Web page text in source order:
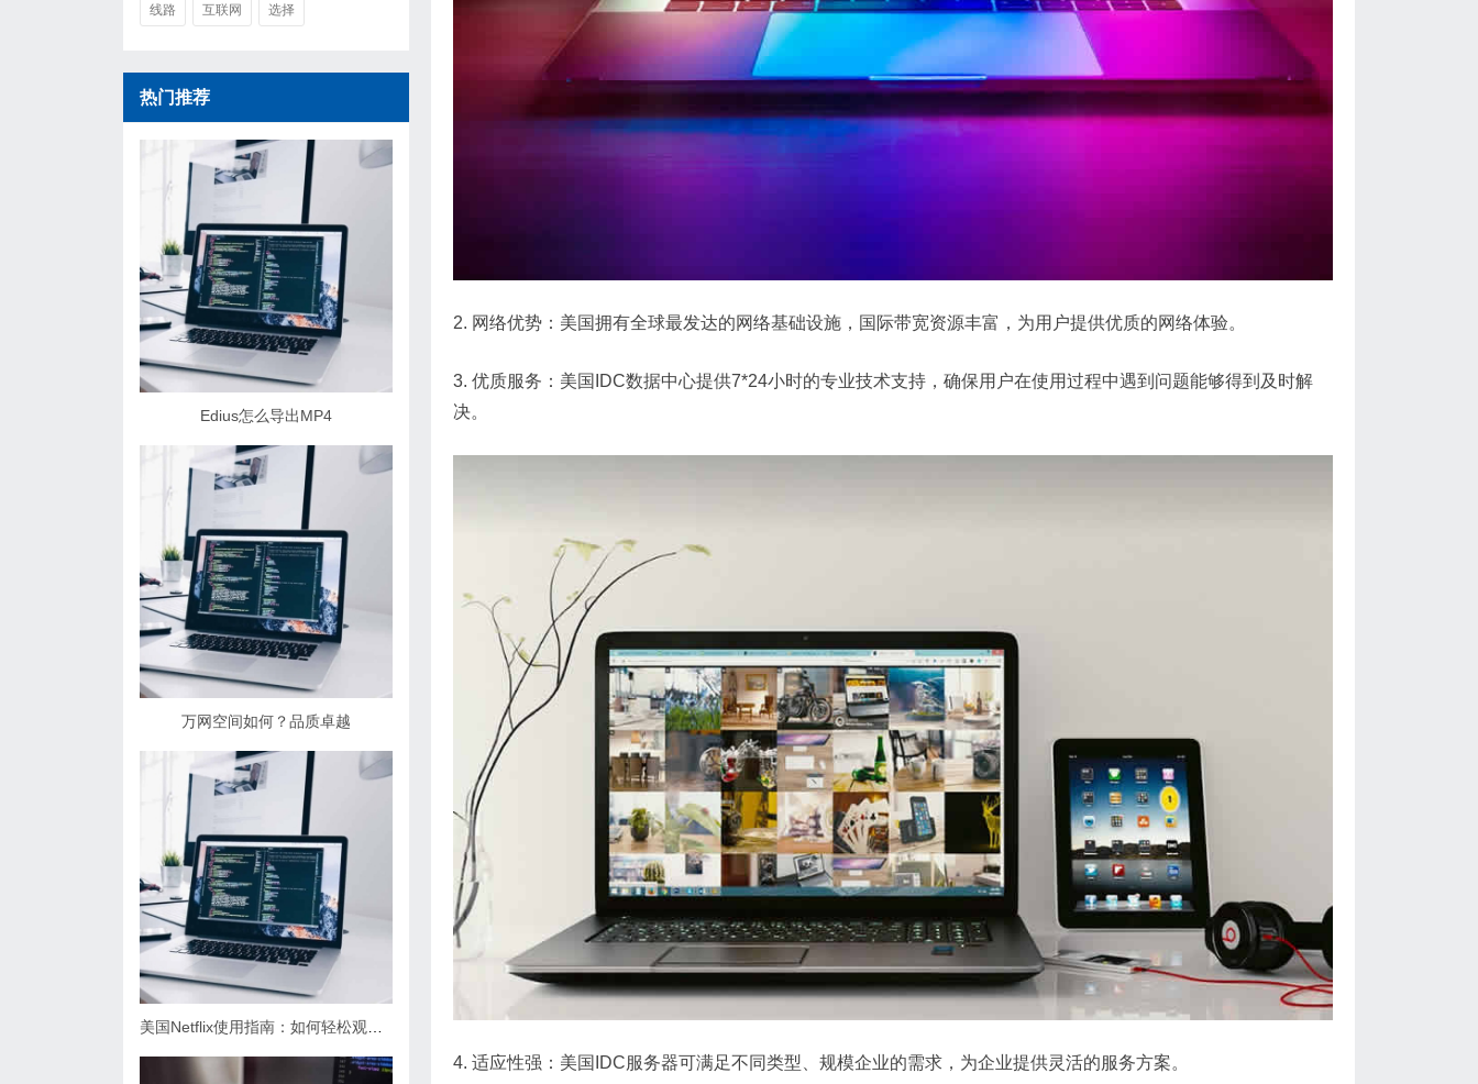
2. 网络优势：美国拥有全球最发达的网络基础设施，国际带宽资源丰富，为用户提供优质的网络体验。
3. 优质服务：美国IDC数据中心提供7*24小时的专业技术支持，确保用户在使用过程中遇到问题能够得到及时解
决。
4. 适应性强：美国IDC服务器可满足不同类型、规模企业的需求，为企业提供灵活的服务方案。
线路 互联网 选择
热门推荐
Edius怎么导出MP4
万网空间如何？品质卓越